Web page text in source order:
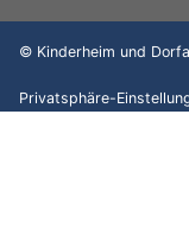
© Kinderheim und
Privatsphäre-